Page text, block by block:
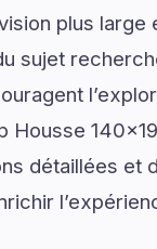
plus large
sujet
Housse
détaillées et